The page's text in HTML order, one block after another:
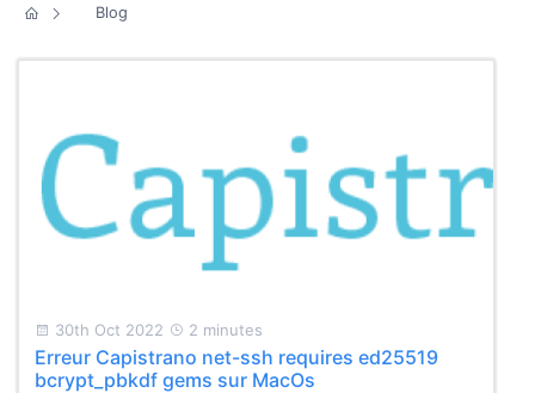
Blog
30th Oct 2022 2 minutes
Erreur Capistrano net-ssh requires ed25519
bcrypt_pbkdf gems sur MacOs